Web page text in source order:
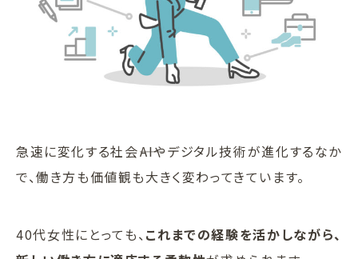
急速に変化する社会――AIやデジタル技術が進化するなか
で、働き方も価値観も大きく変わってきています。
40代女性にとっても、 これまでの経験を活かしながら、